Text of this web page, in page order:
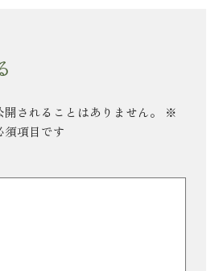
されることはありません。
※
須項目です